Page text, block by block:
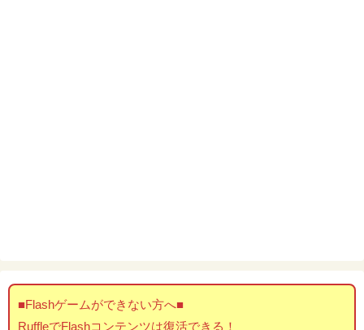
■Flashゲームができない方へ■
RuffleでFlashコンテンツは復活できる！